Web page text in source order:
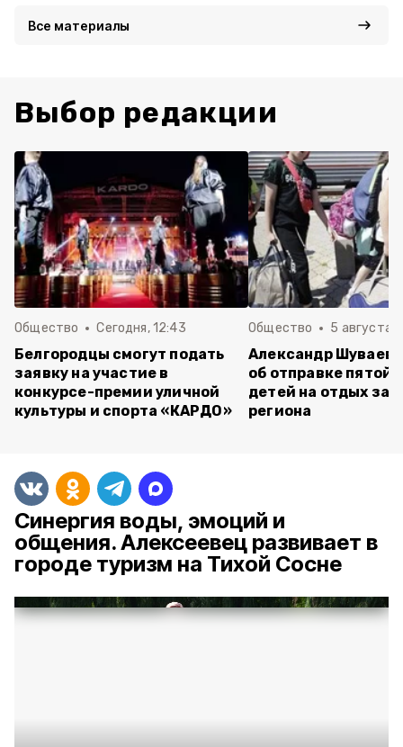
Все материалы
Выбор редакции
Общество Сегодня, 12:43
Белгородцы смогут подать
заявку на участие в
конкурсе-премии уличной
культуры и спорта «КАРДО»
Общество 5 августа ,
Александр Шуваев
об отправке пятой
детей на отдых за
региона
Синергия воды, эмоций и
общения. Алексеевец развивает в
городе туризм на Тихой Сосне